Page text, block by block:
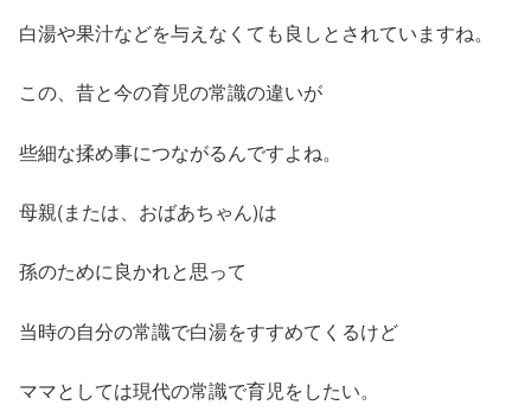
白湯や果汁などを与えなくても良しとされていますね。
この、昔と今の育児の常識の違いが
些細な揉め事につながるんですよね。
母親(または、おばあちゃん)は
孫のために良かれと思って
当時の自分の常識で白湯をすすめてくるけど
ママとしては現代の常識で育児をしたい。